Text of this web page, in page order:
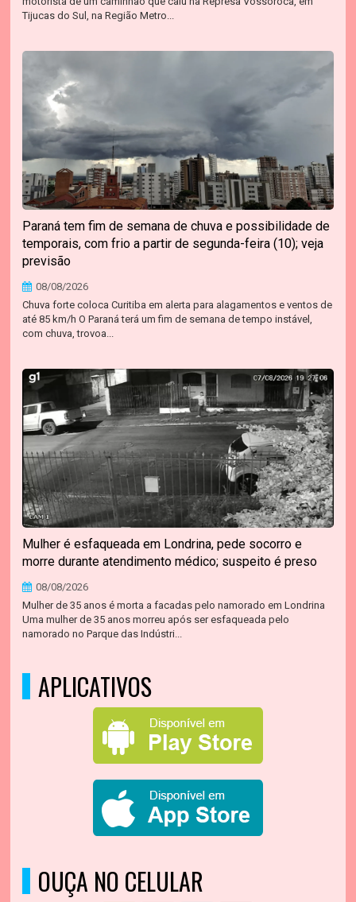
Tijucas do Sul, na Região Metro...
Paraná tem fim de semana de chuva e possibilidade de
temporais, com frio a partir de segunda-feira (10); veja
previsão
08/08/2026
Chuva forte coloca Curitiba em alerta para alagamentos e ventos de
até 85 km/h O Paraná terá um fim de semana de tempo instável,
com chuva, trovoa...
Mulher é esfaqueada em Londrina, pede socorro e
morre durante atendimento médico; suspeito é preso
08/08/2026
Mulher de 35 anos é morta a facadas pelo namorado em Londrina
Uma mulher de 35 anos morreu após ser esfaqueada pelo
namorado no Parque das Indústri...
APLICATIVOS
OUÇA NO CELULAR